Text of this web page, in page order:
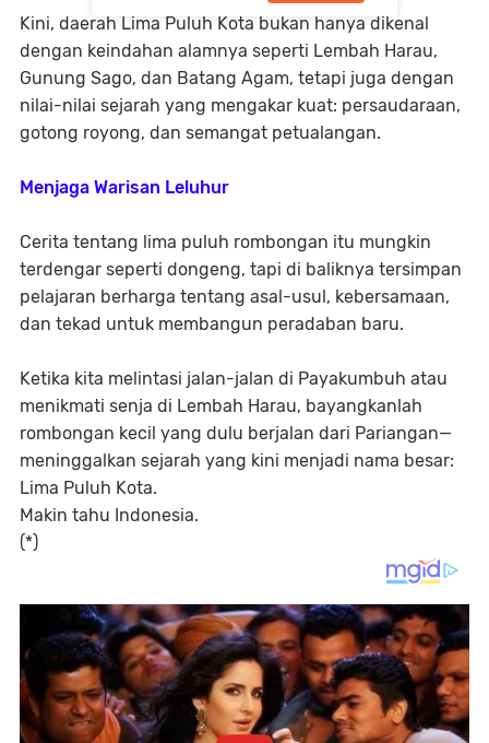
Kini, daerah Lima Puluh Kota bukan hanya dikenal
dengan keindahan alamnya seperti Lembah Harau,
Gunung Sago, dan Batang Agam, tetapi juga dengan
nilai-nilai sejarah yang mengakar kuat: persaudaraan,
gotong royong, dan semangat petualangan.
Menjaga Warisan Leluhur
Cerita tentang lima puluh rombongan itu mungkin
terdengar seperti dongeng, tapi di baliknya tersimpan
pelajaran berharga tentang asal-usul, kebersamaan,
dan tekad untuk membangun peradaban baru.
Ketika kita melintasi jalan-jalan di Payakumbuh atau
menikmati senja di Lembah Harau, bayangkanlah
rombongan kecil yang dulu berjalan dari Pariangan—
meninggalkan sejarah yang kini menjadi nama besar:
Lima Puluh Kota.
Makin tahu Indonesia.
(*)